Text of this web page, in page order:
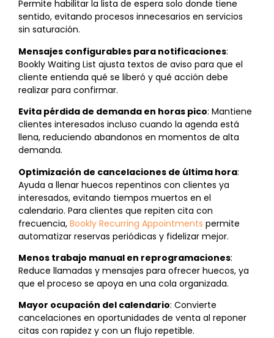
Permite habilitar la lista de espera solo donde tiene
sentido, evitando procesos innecesarios en servicios
sin saturación.
Mensajes configurables para notificaciones:
Bookly Waiting List ajusta textos de aviso para que el
cliente entienda qué se liberó y qué acción debe
realizar para confirmar.
Evita pérdida de demanda en horas pico: Mantiene
clientes interesados incluso cuando la agenda está
llena, reduciendo abandonos en momentos de alta
demanda.
Optimización de cancelaciones de última hora:
Ayuda a llenar huecos repentinos con clientes ya
interesados, evitando tiempos muertos en el
calendario. Para clientes que repiten cita con
frecuencia, Bookly Recurring Appointments permite
automatizar reservas periódicas y fidelizar mejor.
Menos trabajo manual en reprogramaciones:
Reduce llamadas y mensajes para ofrecer huecos, ya
que el proceso se apoya en una cola organizada.
Mayor ocupación del calendario: Convierte
cancelaciones en oportunidades de venta al reponer
citas con rapidez y con un flujo repetible.